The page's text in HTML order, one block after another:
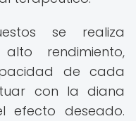
se realiza
rendimiento,
de cada
con la diana
efecto deseado.